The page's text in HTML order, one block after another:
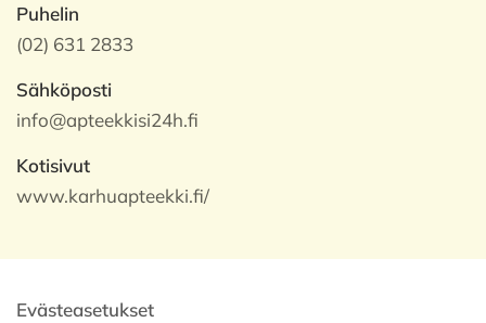
Puhelin
(02) 631 2833
Sähköposti
info@apteekkisi24h.fi
Kotisivut
www.karhuapteekki.fi/
Evästeasetukset